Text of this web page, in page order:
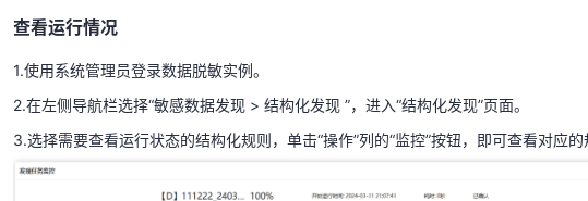
查看运行情况
1.使用系统管理员登录数据脱敏实例。
2.在左侧导航栏选择“敏感数据发现 > 结构化发现 ”，进入“结构化发现”页面。
3.选择需要查看运行状态的结构化规则，单击“操作”列的“监控”按钮，即可查看对应的